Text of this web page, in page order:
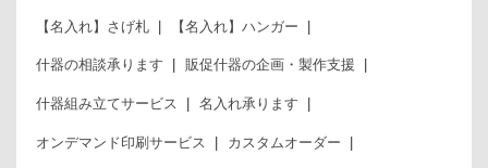
【名入れ】さげ札 【名入れ】ハンガー
什器の相談承ります 販促什器の企画・製作支援
什器組み立てサービス 名入れ承ります
オンデマンド印刷サービス カスタムオーダー